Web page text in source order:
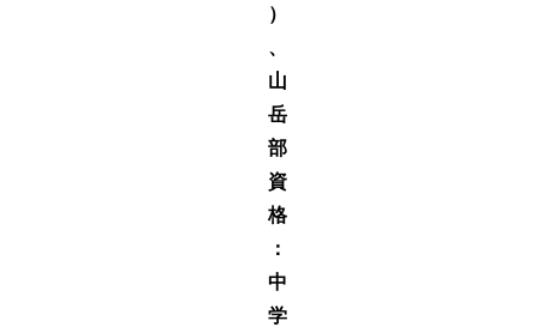
）
、
山
岳
部
資
格
：
中
学